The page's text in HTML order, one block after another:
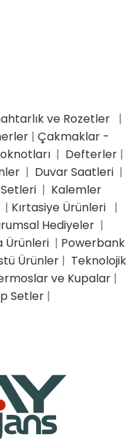
ve Rozetler |
| Çakmaklar -
| Defterler |
| Duvar Saatleri |
| Kalemler
| Kırtasiye Ürünleri |
Hediyeler |
Ürünleri| Powerbank
Ürünler| Teknolojik
ve Kupalar|
Setler |